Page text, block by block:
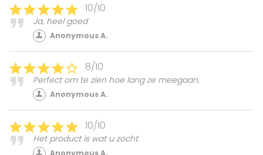
10/10
Ja, heel goed
Anonymous A.
8/10
Perfect om te zien hoe lang ze meegaan.
Anonymous A.
10/10
Het product is wat u zocht